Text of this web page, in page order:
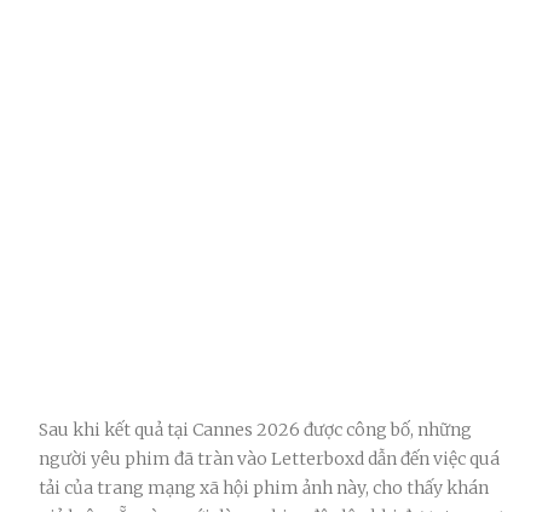
Sau khi kết quả tại Cannes 2026 được công bố, những
người yêu phim đã tràn vào Letterboxd dẫn đến việc quá
tải của trang mạng xã hội phim ảnh này, cho thấy khán